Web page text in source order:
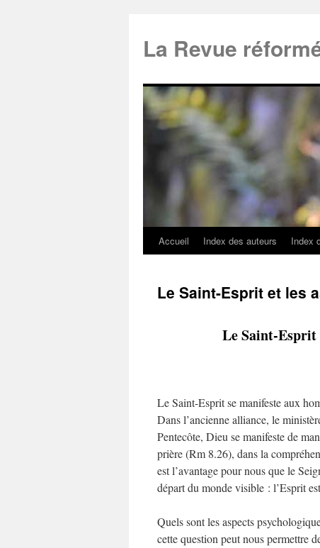
La Revue
Accueil Index des auteurs Index
Le Saint-Esprit et les
Le Saint-Esprit
Le Saint-Esprit se manifeste aux
Dans l’ancienne alliance, le
Pentecôte, Dieu se manifeste de
prière (Rm 8.26), dans la
est l’avantage pour nous que le
départ du monde visible : l’Esprit
Quels sont les aspects
cette question peut nous permettre